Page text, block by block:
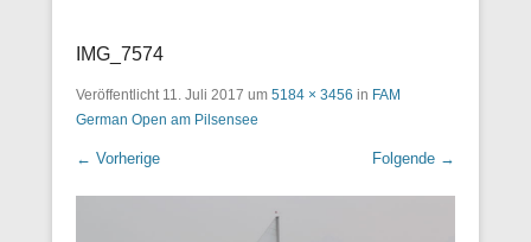
IMG_7574
Veröffentlicht 11. Juli 2017 um 5184 × 3456 in FAM
German Open am Pilsensee
← Vorherige Folgende →